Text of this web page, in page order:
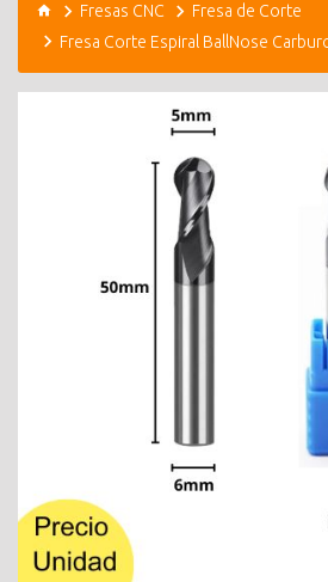
Fresas CNC
Fresa de Corte
Fresa Corte Espiral BallNose